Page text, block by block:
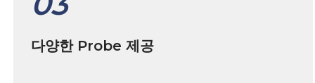
다양한 Probe 제공